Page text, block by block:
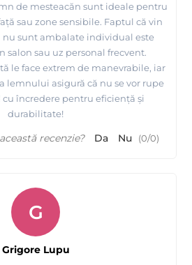
de mesteacăn sunt ideale pentru
sau zone sensibile. Faptul că vin
nu sunt ambalate individual este
salon sau uz personal frecvent.
le face extrem de manevrabile, iar
lemnului asigură că nu se vor rupe
cu încredere pentru eficiență și
durabilitate!
recenzie? Da Nu (0/0)
G
Grigore Lupu